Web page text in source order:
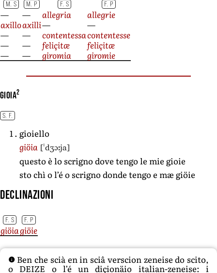
M. S M. P F. S F. P
— — allegria
allegrie
axilloaxilli—
—
—
— contentessacontentesse
—
— feliçitæ
feliçitæ
—
— giromia giromie
gioia2
S. F.
gioiello
giöia [ˈdʒɔːja]
questo è lo scrigno dove tengo le mie gioie
sto chì o l’é o scrigno donde tengo e mæ giöie
Declinazioni
F. S F. P
giöiagiöie
Ben che scià en in sciâ verscion zeneise do scito,
o DEIZE o l’é un diçionäio italian-zeneise: i